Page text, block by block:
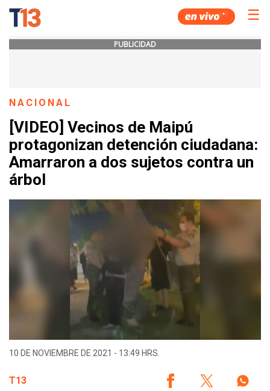
☰
PUBLICIDAD
NACIONAL
[VIDEO] Vecinos de Maipú
protagonizan detención ciudadana:
Amarraron a dos sujetos contra un
árbol
10 DE NOVIEMBRE DE 2021 - 13:49 HRS.
T13